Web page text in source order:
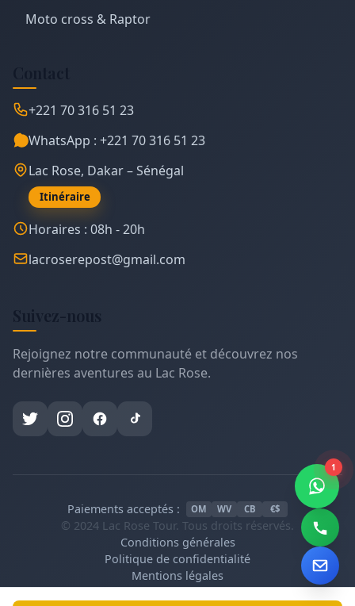
Moto cross & Raptor
+221 70 316 51 23
WhatsApp : +221 70 316 51 23
Lac Rose, Dakar – Sénégal
Itinéraire
Horaires : 08h - 20h
lacroserepost@gmail.com
Suivez-nous
Rejoignez notre communauté et découvrez nos
dernières aventures au Lac Rose.
Paiements acceptés : OM WV CB €$
© 2024 Lac Rose Tour. Tous droits réservés.
Conditions générales
Politique de confidentialité
Mentions légales
Cookies
1